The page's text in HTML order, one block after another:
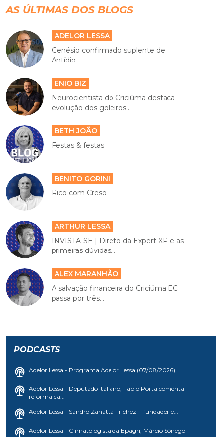
AS ÚLTIMAS DOS BLOGS
ADELOR LESSA
Genésio confirmado suplente de
Antídio
ENIO BIZ
Neurocientista do Criciúma destaca
evolução dos goleiros...
BETH JOÃO
Festas & festas
BENITO GORINI
Rico com Creso
ARTHUR LESSA
INVISTA-SE | Direto da Expert XP e as
primeiras dúvidas...
ALEX MARANHÃO
A salvação financeira do Criciúma EC
passa por três...
PODCASTS
Adelor Lessa - Programa Adelor Lessa (07/08/2026)
Adelor Lessa - Deputado italiano, Fabio Porta comenta
reforma da...
Adelor Lessa - Sandro Zanatta Trichez - fundador e...
Adelor Lessa - Climatologista da Epagri, Márcio Sônego